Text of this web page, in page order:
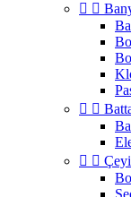
 
 
 